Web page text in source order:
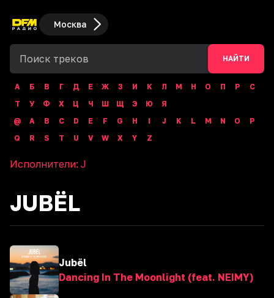
Москва
НАЙТИ
А Б В Г Д Е Ж З И К Л М Н О П Р
С
Т
У Ф Х Ц Ч Ш Щ Э Ю
Я
@
A B C D E F G H I J K L M N O
P
Q
R S T U V W X Y Z
Исполнители: J
JUBËL
Jubël
Dancing In The Moonlight (feat. NEIMY)